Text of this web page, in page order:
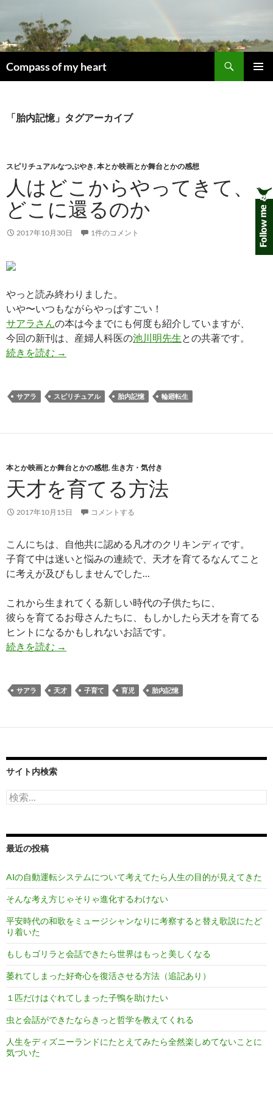
ン
ツ
へ
Compass of my heart
索
「胎内記憶」タグアーカイブ
スピリチュアルなつぶやき,本とか映画とか舞台とかの感想
人はどこからやってきて、
どこに還るのか
2017年10月30日 1件のコメント
やっと読み終わりました。
いや〜いつもながらやっぱすごい！
サアラさんの本は今までにも何度も紹介していますが、
今回の新刊は、産婦人科医の池川明先生との共著です。
続きを読む 人はどこからやってきて、どこに還るのか
→
サアラ スピリチュアル 胎内記憶 輪廻転生
本とか映画とか舞台とかの感想,生き方・気付き
天才を育てる方法
2017年10月15日 コメントする
こんにちは、自他共に認める凡才のクリキンディです。
子育て中は迷いと悩みの連続で、天才を育てるなんてこと
に考えが及びもしませんでした…
これから生まれてくる新しい時代の子供たちに、
彼らを育てるお母さんたちに、もしかしたら天才を育てる
ヒントになるかもしれないお話です。
続きを読む 天才を育てる方法
→
サアラ 天才 子育て 育児 胎内記憶
サイト内検索
検
索:
最近の投稿
AIの自動運転システムについて考えてたら人生の目的が見えてきた
そんな考え方じゃそりゃ進化するわけない
平安時代の和歌をミュージシャンなりに考察すると替え歌説にたど
り着いた
もしもゴリラと会話できたら世界はもっと美しくなる
萎れてしまった好奇心を復活させる方法（追記あり）
１匹だけはぐれてしまった子鴨を助けたい
虫と会話ができたならきっと哲学を教えてくれる
人生をディズニーランドにたとえてみたら全然楽しめてないことに
気づいた